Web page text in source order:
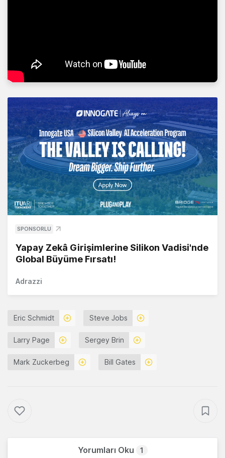
SPONSORLU
Yapay Zekâ Girişimlerine Silikon Vadisi'nde
Global Büyüme Fırsatı!
Adrazzi
Eric Schmidt Steve Jobs
Larry Page Sergey Brin
Mark Zuckerbeg Bill Gates
Yorumları Oku 1